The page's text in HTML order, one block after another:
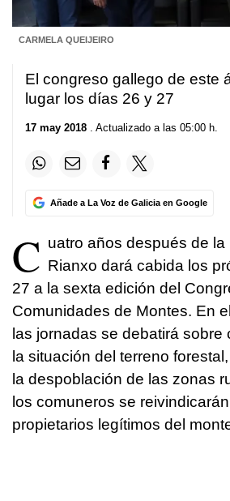
CARMELA QUEIJEIRO
El congreso gallego de este
lugar los días 26 y 27
17 may 2018 . Actualizado a las 05:00 h.
Añade a La Voz de Galicia en Google
C uatro años después de la
Rianxo dará cabida los
27 a la sexta edición del
Comunidades de Montes. En
las jornadas se debatirá sobre
la situación del terreno
la despoblación de las zonas
los comuneros se
propietarios legítimos del